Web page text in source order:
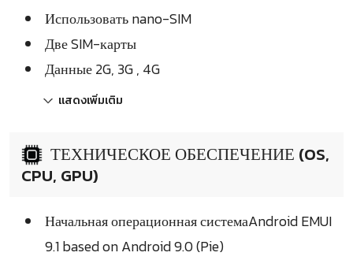
Использовать nano-SIM
Две SIM-карты
Данные 2G, 3G , 4G
แสดงเพิ่มเติม
ТЕХНИЧЕСКОЕ ОБЕСПЕЧЕНИЕ (OS,
CPU, GPU)
Начальная операционная системаAndroid EMUI
9.1 based on Android 9.0 (Pie)